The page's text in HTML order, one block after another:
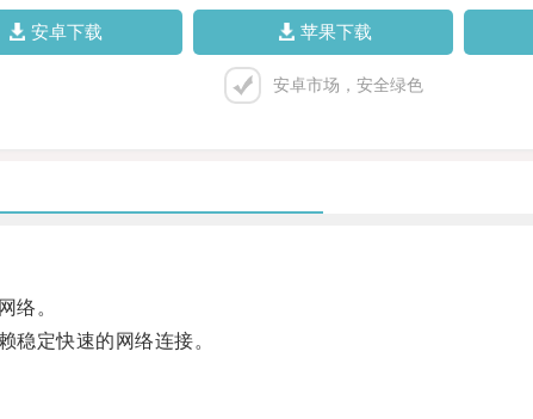
安卓下载 苹果下载
安卓市场，安全绿色
络。
定快速的网络连接。